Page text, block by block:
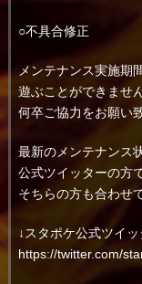
○不具合修正
メンテナンス実施期
遊ぶことができません
何卒ご協力をお願い
最新のメンテナンス
公式ツイッターの方
そちらの方も合わせ
↓スタポケ公式ツイッ
https://twitter.com/